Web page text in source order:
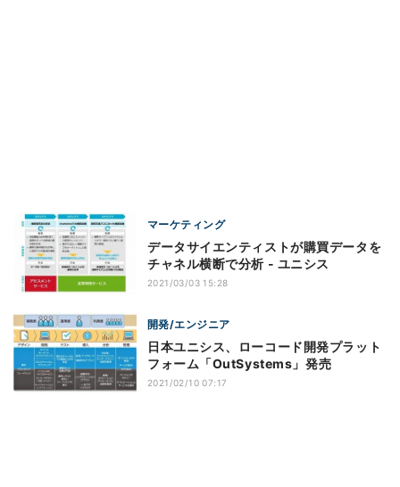
マーケティング
データサイエンティストが購買データを
チャネル横断で分析 - ユニシス
2021/03/03 15:28
開発/エンジニア
日本ユニシス、ローコード開発プラット
フォーム「OutSystems」発売
2021/02/10 07:17